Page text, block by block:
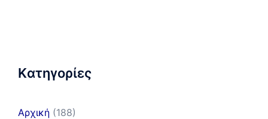
Kατηγορίες
Αρχική (188)